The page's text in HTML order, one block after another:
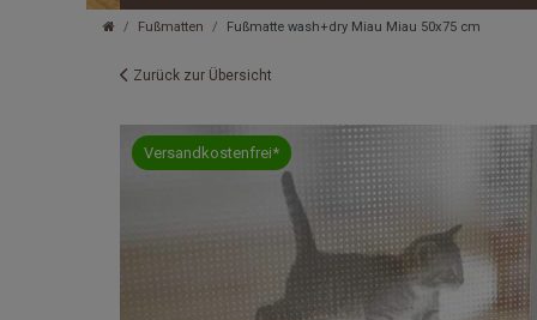
Fußmatten Fußmatte wash+dry Miau Miau 50x75 cm
Zurück zur Übersicht
Versandkostenfrei*